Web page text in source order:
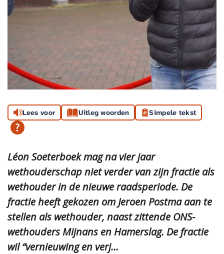
Lees voor Uitleg woorden Simpele tekst
Léon Soeterboek mag na vier jaar
wethouderschap niet verder van zijn fractie als
wethouder in de nieuwe raadsperiode. De
fractie heeft gekozen om Jeroen Postma aan te
stellen als wethouder, naast zittende ONS-
wethouders Mijnans en Hamerslag. De fractie
wil “vernieuwing en verj...